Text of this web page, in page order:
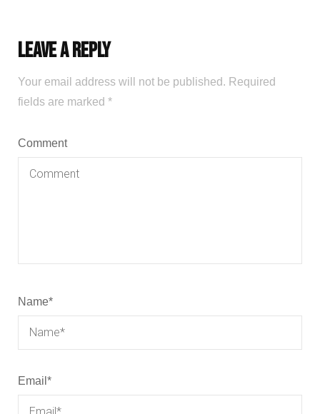
Leave a Reply
Your email address will not be published. Required
fields are marked *
Comment
Name*
Email *